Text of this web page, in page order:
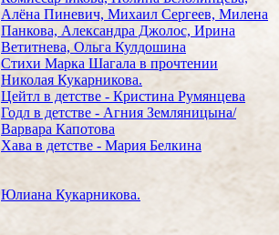
Алёна Пиневич, Михаил Сергеев, Милена
Панкова, Александра Джолос, Ирина
Ветитнева, Ольга Кулдошина
Стихи Марка Шагала в прочтении
Николая Кукарникова.
Цейтл в детстве - Кристина Румянцева
Годл в детстве - Агния Земляницына/
Варвара Капотова
Хава в детстве - Мария Белкина
Юлиана Кукарникова.